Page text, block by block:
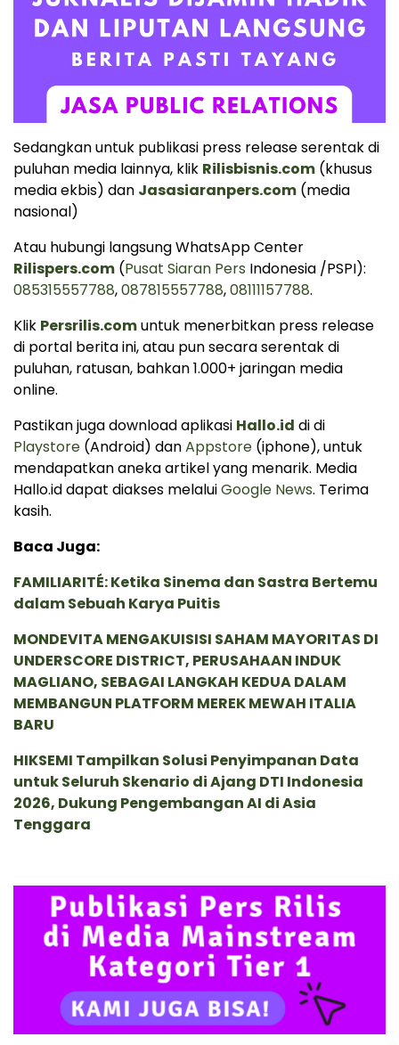
Sedangkan untuk publikasi press release serentak di
puluhan media lainnya, klik Rilisbisnis.com (khusus
media ekbis) dan Jasasiaranpers.com (media
nasional)
Atau hubungi langsung WhatsApp Center
Rilispers.com (Pusat Siaran Pers Indonesia /PSPI):
085315557788,087815557788,08111157788.
Klik Persrilis.comuntuk menerbitkan press release
di portal berita ini, atau pun secara serentak di
puluhan, ratusan, bahkan 1.000+ jaringan media
online.
Pastikan juga download aplikasi Hallo.id di di
Playstore (Android) danAppstore (iphone), untuk
mendapatkan aneka artikel yang menarik. Media
Hallo.id dapat diakses melaluiGoogle News. Terima
kasih.
Baca Juga:
FAMILIARITÉ: Ketika Sinema dan Sastra Bertemu
dalam Sebuah Karya Puitis
MONDEVITA MENGAKUISISI SAHAM MAYORITAS DI
UNDERSCORE DISTRICT, PERUSAHAAN INDUK
MAGLIANO, SEBAGAI LANGKAH KEDUA DALAM
MEMBANGUN PLATFORM MEREK MEWAH ITALIA
BARU
HIKSEMI Tampilkan Solusi Penyimpanan Data
untuk Seluruh Skenario di Ajang DTI Indonesia
2026, Dukung Pengembangan AI di Asia
Tenggara